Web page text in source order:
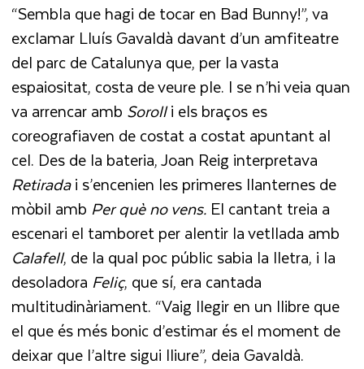
“Sembla que hagi de tocar en Bad Bunny!”, va
exclamar Lluís Gavaldà davant d’un amfiteatre
del parc de Catalunya que, per la vasta
espaiositat, costa de veure ple. I se n’hi veia quan
va arrencar amb Sorolli els braços es
coreografiaven de costat a costat apuntant al
cel. Des de la bateria, Joan Reig interpretava
Retiradai s’encenien les primeres llanternes de
mòbil amb Per què no vens. El cantant treia a
escenari el tamboret per alentir la vetllada amb
Calafell, de la qual poc públic sabia la lletra, i la
desoladora Feliç, que sí, era cantada
multitudinàriament. “Vaig llegir en un llibre que
el que és més bonic d’estimar és el moment de
deixar que l’altre sigui lliure”, deia Gavaldà.